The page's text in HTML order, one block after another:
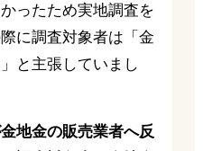
ったため実地調査を
に調査対象者は「金
と主張していまし
地金の販売業者へ反